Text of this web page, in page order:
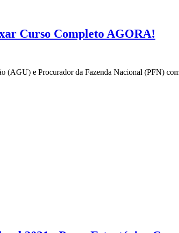
Curso Completo AGORA!
(AGU) e Procurador da Fazenda Nacional (PFN)